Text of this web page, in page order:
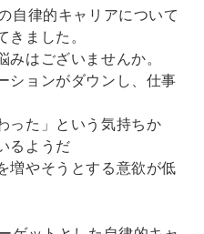
自律的キャリアについて
ました。
はございませんか。
ションがダウンし、仕事
った」という気持ちか
るようだ
増やそうとする意欲が低